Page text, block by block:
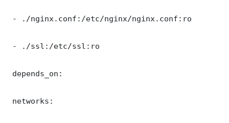
- ./nginx.conf:/etc/nginx/nginx.conf:ro
- ./ssl:/etc/ssl:ro
depends_on:
networks: